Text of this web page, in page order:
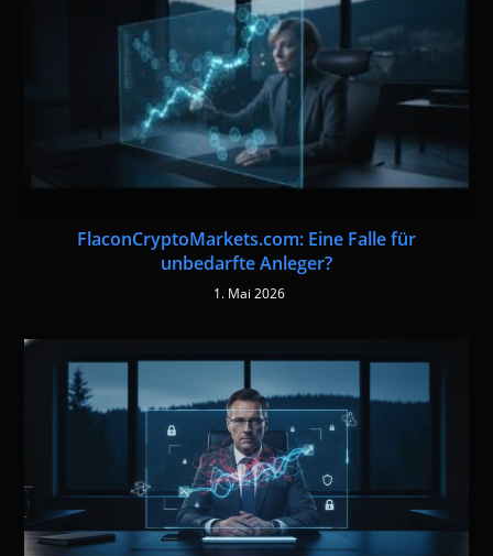
FlaconCryptoMarkets.com: Eine Falle für
unbedarfte Anleger?
1. Mai 2026